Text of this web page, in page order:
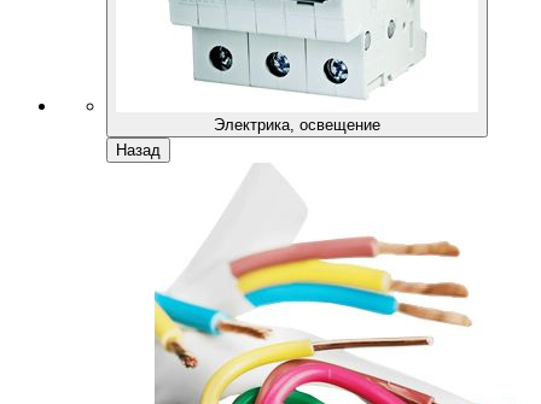
Электрика, освещение
Назад